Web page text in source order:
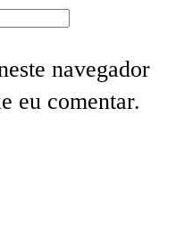
navegador
eu comentar.